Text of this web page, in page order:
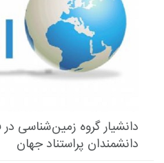
دانشمندان پراستناد جهان